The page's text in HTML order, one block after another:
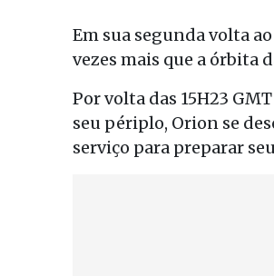
Em sua segunda volta
vezes mais que a órbita
Por volta das 15H23
seu périplo, Orion se
serviço para preparar